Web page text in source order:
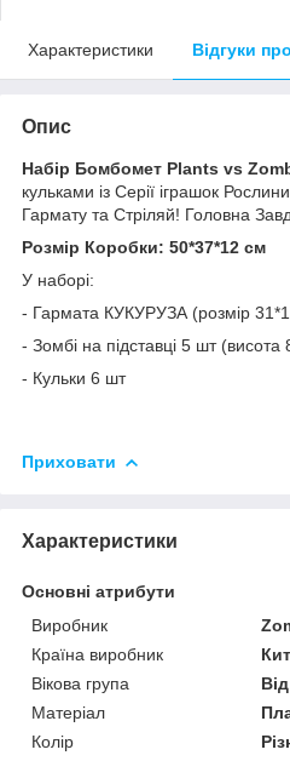
Характеристики Відгуки
Опис
Набір Бомбомет Plants vs
кульками із Серії іграшок
Гармату та Стріляй! Головна
Розмір Коробки: 50*37*12 см
У наборі:
- Гармата КУКУРУЗА (розмір
- Зомбі на підставці 5 шт (висота
- Кульки 6 шт
Приховати
Характеристики
Основні атрибути
Виробник
Країна виробник
Вікова група
Матеріал
Колір